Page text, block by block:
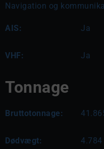
Navigation og
AIS: Ja
VHF: Ja
Tonnage
Bruttotonnage:
Dødvægt: 4.784